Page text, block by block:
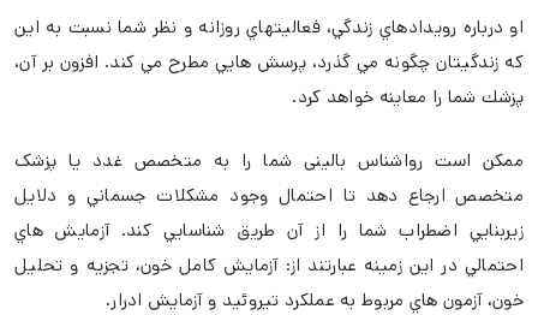
او درباره رويدادهاي زندگي، فعاليتهاي روزانه و نظر شما نسبت به اين
كه زندگيتان چگونه مي گذرد، پرسش هايي مطرح مي كند. افزون بر آن،
پزشك شما را معاينه خواهد كرد.
ممكن است رواشناس بالینی شما را به متخصص غدد یا پزشک
متخصص ارجاع دهد تا احتمال وجود مشكلات جسماني و دلايل
زيربنايي اضطراب شما را از آن طريق شناسايي كند. آزمايش هاي
احتمالي در اين زمينه عبارتند از: آزمايش كامل خون، تجزيه و تحليل
خون، آزمون هاي مربوط به عملكرد تيروئيد و آزمايش ادرار.